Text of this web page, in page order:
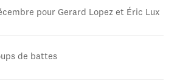
pour Gerard Lopez et Éric Lux
de battes